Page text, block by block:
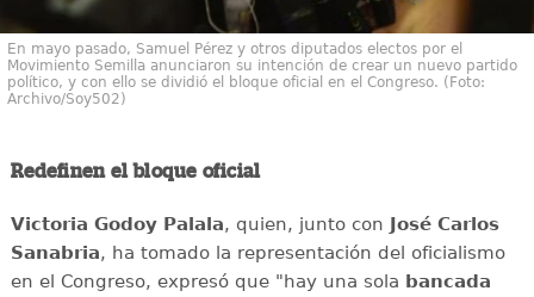
En mayo pasado, Samuel Pérez y otros diputados electos por el
Movimiento Semilla anunciaron su intención de crear un nuevo partido
político, y con ello se dividió el bloque oficial en el Congreso. (Foto:
Archivo/Soy502)
Redefinen el bloque oficial
Victoria Godoy Palala, quien, junto con José Carlos
Sanabria, ha tomado la representación del oficialismo
en el Congreso, expresó que "hay una sola bancada